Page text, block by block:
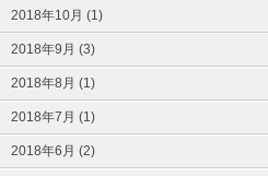
2018年10月 (1)
2018年9月 (3)
2018年8月 (1)
2018年7月 (1)
2018年6月 (2)